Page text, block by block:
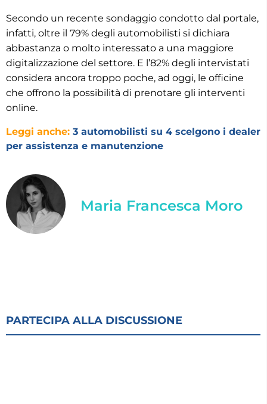
Secondo un recente sondaggio condotto dal portale,
infatti, oltre il 79% degli automobilisti si dichiara
abbastanza o molto interessato a una maggiore
digitalizzazione del settore. E l’82% degli intervistati
considera ancora troppo poche, ad oggi, le officine
che offrono la possibilità di prenotare gli interventi
online.
Leggi anche: 3 automobilisti su 4 scelgono i dealer
per assistenza e manutenzione
Maria Francesca Moro
PARTECIPA ALLA DISCUSSIONE